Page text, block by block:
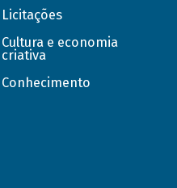
Licitações
Cultura e economia
criativa
Conhecimento